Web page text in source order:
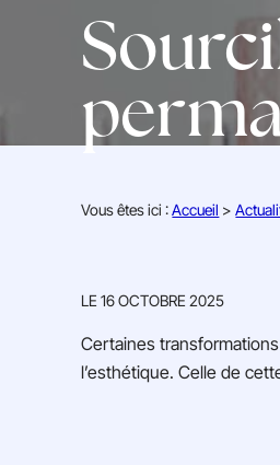
Vous êtes ici :Accueil >
LE16 OCTOBRE 2025
Certaines
l’esthétique. Celle de